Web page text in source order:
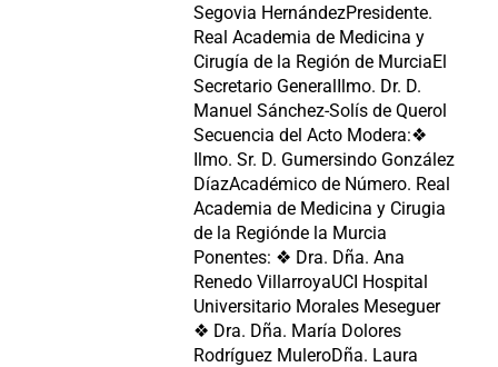
Segovia HernándezPresidente.
Real Academia de Medicina y
Cirugía de la Región de MurciaEl
Secretario GeneralIlmo. Dr. D.
Manuel Sánchez-Solís de Querol
Secuencia del Acto Modera:❖
Ilmo. Sr. D. Gumersindo González
DíazAcadémico de Número. Real
Academia de Medicina y Cirugia
de la Regiónde la Murcia
Ponentes: ❖ Dra. Dña. Ana
Renedo VillarroyaUCI Hospital
Universitario Morales Meseguer
❖ Dra. Dña. María Dolores
Rodríguez MuleroDña. Laura